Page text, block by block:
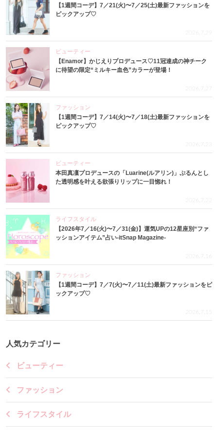
【1週間コーデ】7／21(火)〜7／25(土)最新ファッションを
ピックアップ♡
2026.7.29
ビューティー
【Enamor】かじえりプロデュース♡11冠達成の神チーク
に待望の限定“ミルキー血色”カラーが登場！
2026.7.27
ファッション
【1週間コーデ】7／14(火)〜7／18(土)最新ファッションを
ピックアップ♡
2026.7.23
ビューティー
本田真凜プロデュースの「Luarine(ルアリン)」ぷるんとし
た透明感を叶える欲張りリップに一目惚れ！
2026.7.22
ライフスタイル
【2026年7／16(火)〜7／31(金)】運気UPの12星座別“ファ
ッションアイテム”占い-itSnap Magazine-
2026.7.16
ファッション
【1週間コーデ】7／7(火)〜7／11(土)最新ファッションをピ
ックアップ♡
2026.7.15
人気カテゴリー
ビューティー
ファッション
ライフスタイル